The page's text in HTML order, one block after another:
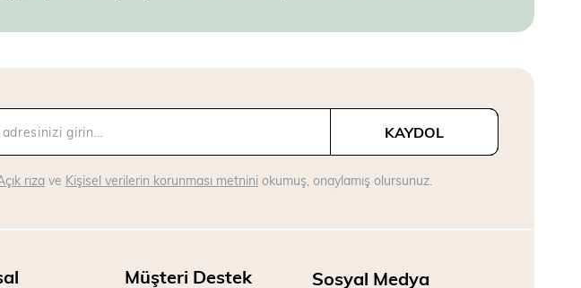
KAYDOL
rıza ve Kişisel verilerin korunması metnini okumuş, onaylamış olursunuz.
Müşteri Destek Sosyal Medya